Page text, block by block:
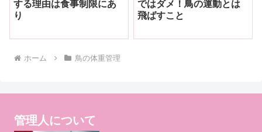
する理由は食事制限にあ
り
ではダメ！鳥の運動とは
飛ばすこと
ホーム 鳥の体重管理
管理人について